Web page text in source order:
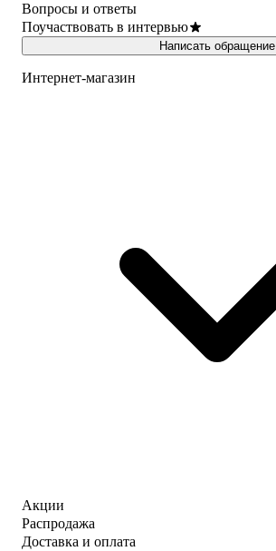
Вопросы и ответы
Поучаствовать в интервью
Написать обращение
Интернет-магазин
Акции
Распродажа
Доставка и оплата